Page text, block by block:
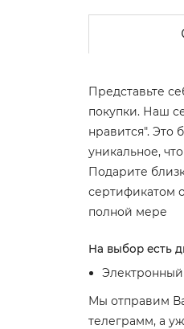
Представьте
покупки. Наш
нравится". Это
уникальное,
Подарите
сертификатом
полной мере
На выбор есть
Мы отправим
телеграмм, а